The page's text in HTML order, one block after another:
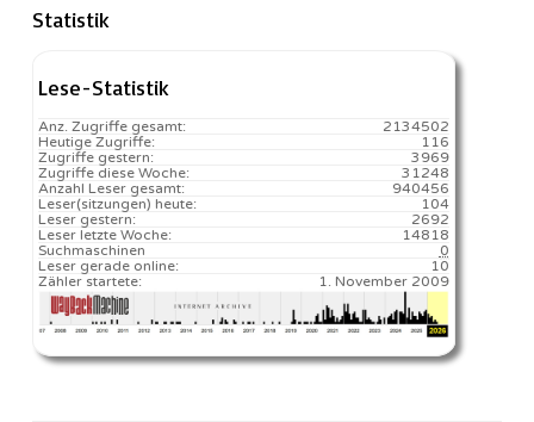
Statistik
Lese-Statistik
2134502
Anz. Zugriffe gesamt:
116
Heutige Zugriffe:
3969
Zugriffe gestern:
31248
Zugriffe diese Woche:
940456
Anzahl Leser gesamt:
104️
Leser(sitzungen) heute:
2692
Leser gestern:
14818️
Leser letzte Woche:
0
Suchmaschinen
10
Leser gerade online:
1. November 2009
Zähler startete: